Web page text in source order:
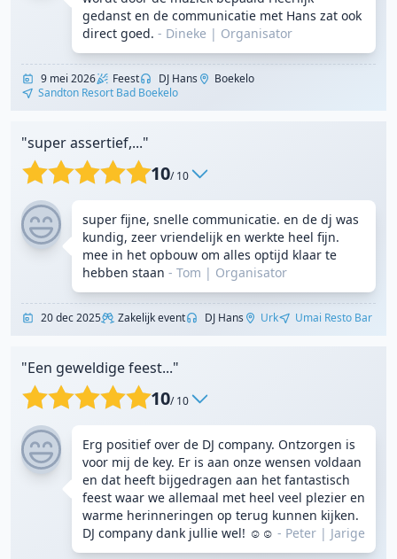
gedanst en de communicatie met Hans zat ook
direct goed. - Dineke | Organisator
9 mei 2026 Feest DJ Hans
Boekelo
Sandton Resort Bad Boekelo
"super assertief,..."
10/ 10
super fijne, snelle communicatie. en de dj was
kundig, zeer vriendelijk en werkte heel fijn.
mee in het opbouw om alles optijd klaar te
hebben staan - Tom | Organisator
20 dec 2025 Zakelijk event DJ Hans Urk Umai Resto Bar
"Een geweldige feest..."
10/ 10
Erg positief over de DJ company. Ontzorgen is
voor mij de key. Er is aan onze wensen voldaan
en dat heeft bijgedragen aan het fantastisch
feest waar we allemaal met heel veel plezier en
warme herinneringen op terug kunnen kijken.
DJ company dank jullie wel! ☺️☺️ - Peter | Jarige